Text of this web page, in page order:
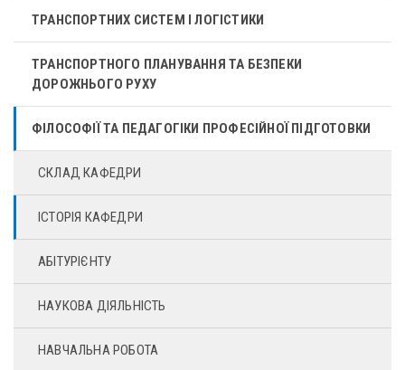
ТРАНСПОРТНИХ СИСТЕМ І ЛОГІСТИКИ
ТРАНСПОРТНОГО ПЛАНУВАННЯ ТА БЕЗПЕКИ
ДОРОЖНЬОГО РУХУ
ФІЛОСОФІЇ ТА ПЕДАГОГІКИ ПРОФЕСІЙНОЇ ПІДГОТОВКИ
СКЛАД КАФЕДРИ
ІСТОРІЯ КАФЕДРИ
АБІТУРІЄНТУ
НАУКОВА ДІЯЛЬНІСТЬ
НАВЧАЛЬНА РОБОТА